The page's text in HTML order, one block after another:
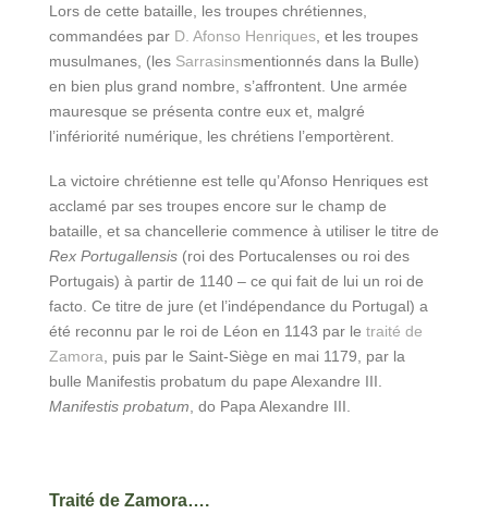
Lors de cette bataille, les troupes chrétiennes,
commandées par D. Afonso Henriques , et les troupes
musulmanes, (les Sarrasinsmentionnés dans la Bulle)
en bien plus grand nombre, s’affrontent. Une armée
mauresque se présenta contre eux et, malgré
l’infériorité numérique, les chrétiens l’emportèrent.
La victoire chrétienne est telle qu’Afonso Henriques est
acclamé par ses troupes encore sur le champ de
bataille, et sa chancellerie commence à utiliser le titre de
Rex Portugallensis (roi des Portucalenses ou roi des
Portugais) à partir de 1140 – ce qui fait de lui un roi de
facto. Ce titre de jure (et l’indépendance du Portugal) a
été reconnu par le roi de Léon en 1143 par le traité de
Zamora, puis par le Saint-Siège en mai 1179, par la
bulle Manifestis probatum du pape Alexandre III.
Manifestis probatum, do Papa Alexandre III.
Traité de Zamora….